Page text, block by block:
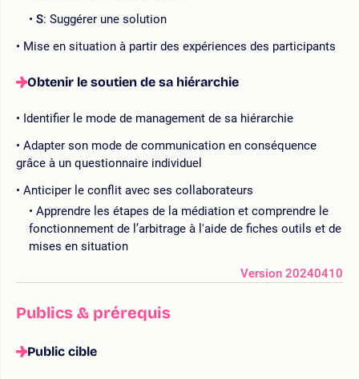
S: Suggérer une solution
Mise en situation à partir des expériences des participants
Obtenir le soutien de sa hiérarchie
Identifier le mode de management de sa hiérarchie
Adapter son mode de communication en conséquence
grâce à un questionnaire individuel
Anticiper le conflit avec ses collaborateurs
Apprendre les étapes de la médiation et comprendre le
fonctionnement de l’arbitrage à l'aide de fiches outils et de
mises en situation
Version 20240410
Publics & prérequis
Public cible